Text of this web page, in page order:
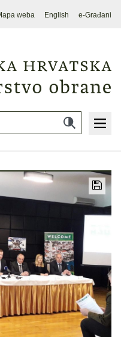
weba English e-Građani